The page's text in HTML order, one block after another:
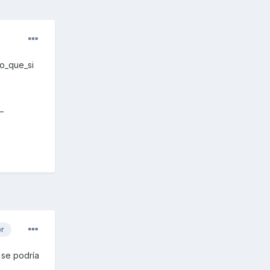
podría